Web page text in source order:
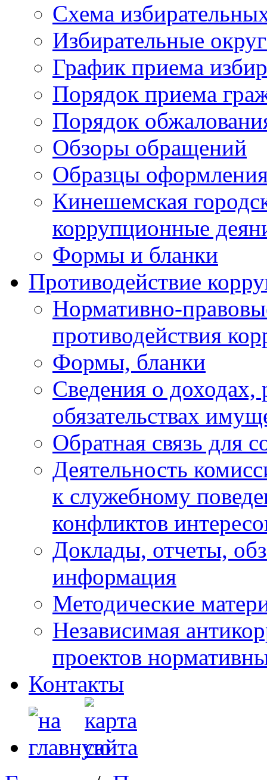
Схема
Избирательные
График приема
Порядок приема
Порядок
Обзоры обращений
Образцы
Кинешемская
коррупционные
Формы и бланки
Противодействие
Нормативно-
противодействия
Формы, бланки
Сведения о доходах,
обязательствах
Обратная связь для
Деятельность
к служебному
конфликтов
Доклады, отчеты,
информация
Методические
Независимая
проектов
Контакты